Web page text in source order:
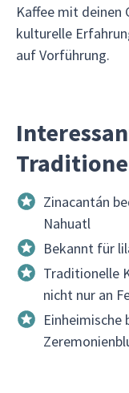
Kaffee mit deinen
kulturelle
auf Vorführung.
Zinacantán
Nahuatl
Bekannt für
Traditionelle
nicht nur an
Einheimische